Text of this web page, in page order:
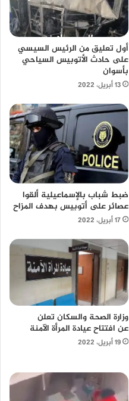
أول تعليق من الرئيس السيسي
على حادث الأتوبيس السياحي
بأسوان
13 أبريل، 2022
ضبط شباب بالإسماعيلية ألقوا
عصائر على أتوبيس بهدف المزاح
17 أبريل، 2022
وزارة الصحة والسكان تعلن
عن افتتاح عيادة المرأة الآمنة
19 أبريل، 2022